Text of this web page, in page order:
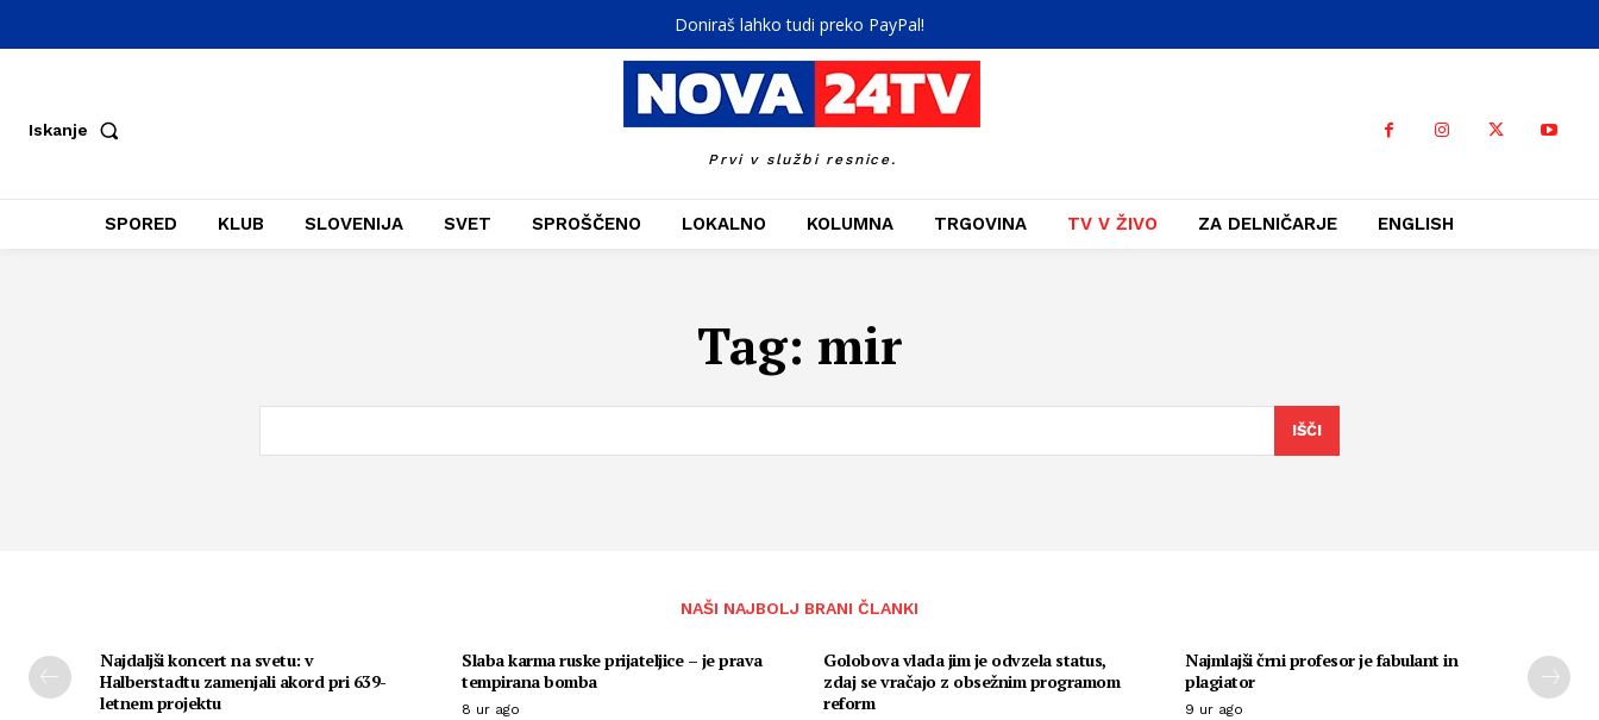
Doniraš lahko tudi preko PayPal!
Iskanje
Prvi v službi resnice.
SPORED KLUB SLOVENIJA SVET SPROŠČENO LOKALNO KOLUMNA TRGOVINA TV V ŽIVO ZA DELNIČARJE ENGLISH
Tag: mir
IŠČI
NAŠI NAJBOLJ BRANI ČLANKI
Najdaljši koncert na svetu: v
Halberstadtu zamenjali akord pri 639-
letnem projektu
Slaba karma ruske prijateljice – je prava
tempirana bomba
8 ur ago
Golobova vlada jim je odvzela status,
zdaj se vračajo z obsežnim programom
reform
Najmlajši črni profesor je fabulant in
plagiator
9 ur ago